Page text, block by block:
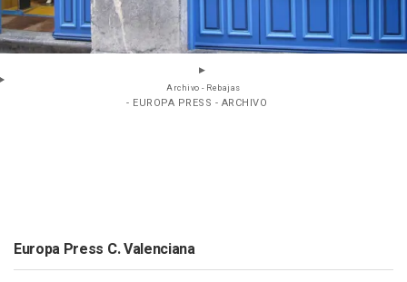
Archivo - Rebajas
- EUROPA PRESS - ARCHIVO
Europa Press C. Valenciana